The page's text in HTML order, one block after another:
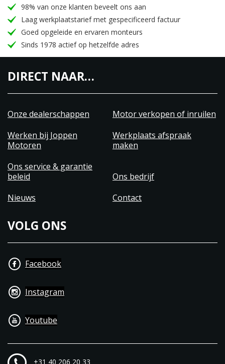
98% van onze klanten beveelt ons aan
Laag werkplaatstarief met gespecificeerd factuur
Goed opgeleide en ervaren monteurs
Sinds 1978 actief op hetzelfde adres
DIRECT NAAR…
Onze dealerschappen
Motor verkopen of inruilen
Werken bij Joppen
Motoren
Werkplaats afspraak
maken
Ons service & garantie
beleid
Ons bedrijf
Nieuws
Contact
VOLG ONS
Facebook
Instagram
Youtube
+31 40 206 20 33